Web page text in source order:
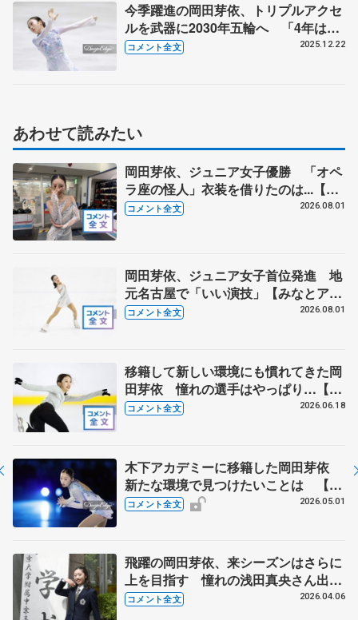
今季躍進の岡田芽依、トリプルアクセ
ルを武器に2030年五輪へ 「4年は長
いようで多分、短い」【全日本フィギ
コメント全文 2025.12.22
あわせて読みたい
岡田芽依、ジュニア女子優勝 「オペ
ラ座の怪人」衣装を借りたのは...【み
なとアクルス杯フリー】
コメント全文 2026.08.01
岡田芽依、ジュニア女子首位発進 地
元名古屋で「いい演技」【みなとアク
ルス杯SP】
コメント全文 2026.08.01
移籍して新しい環境にも慣れてきた岡
田芽依 憧れの選手はやっぱり…【木
下グループ/アカデミー練習公開】
コメント全文 2026.06.18
木下アカデミーに移籍した岡田芽依
新たな環境で見つけたいことは 【ブ
ルームオンアイス】
コメント全文 2026.05.01
飛躍の岡田芽依、来シーズンはさらに
上を目指す 憧れの浅田真央さん出身
の高校で挑戦したいこと 【中京大中
コメント全文 2026.04.06